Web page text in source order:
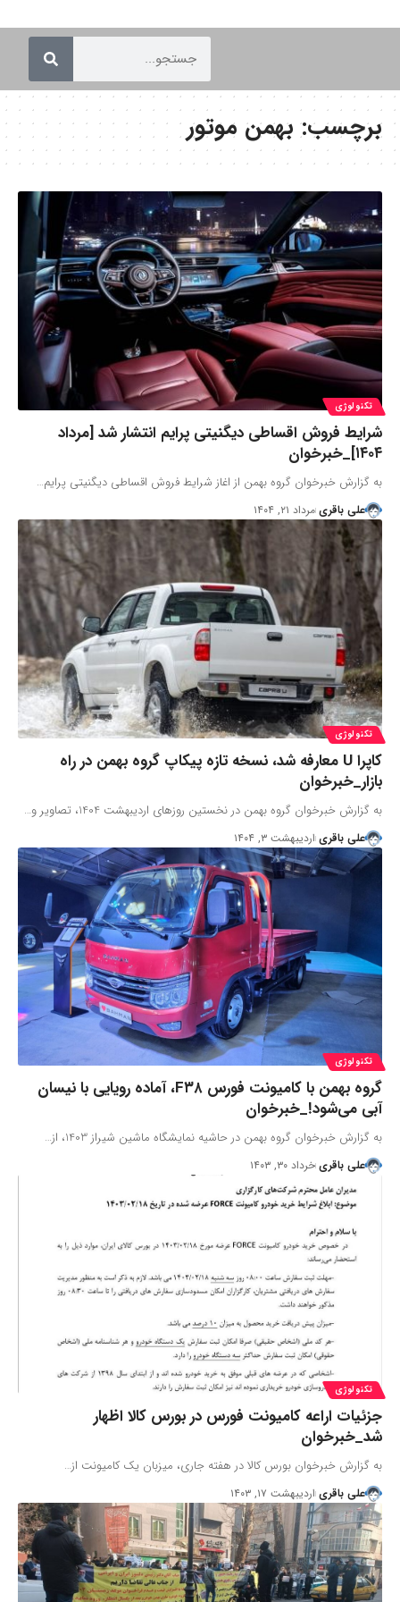
برچسب:بهمن موتور
تکنولوژی
شرایط فروش اقساطی دیگنیتی پرایم انتشار شد [مرداد
۱۴۰۴]_خبرخوان
به گزارش خبرخوان گروه بهمن از اغاز شرایط فروش اقساطی دیگنیتی پرایم…
علی باقری مرداد ۲۱, ۱۴۰۴
تکنولوژی
کاپرا U معارفه شد، نسخه تازه پیکاپ گروه بهمن در راه
بازار_خبرخوان
به گزارش خبرخوان گروه بهمن در نخستین روزهای اردیبهشت 1404، تصاویر و…
علی باقری اردیبهشت ۳, ۱۴۰۴
تکنولوژی
گروه بهمن با کامیونت فورس F۳۸، آماده رویایی با نیسان
آبی می‌شود!_خبرخوان
به گزارش خبرخوان گروه بهمن در حاشیه نمایشگاه ماشین شیراز 1403، از…
علی باقری خرداد ۳۰, ۱۴۰۳
تکنولوژی
جزئیات اراعه کامیونت فورس در بورس کالا اظهار
شد_خبرخوان
به گزارش خبرخوان بورس کالا در هفته جاری، میزبان یک کامیونت از…
علی باقری اردیبهشت ۱۷, ۱۴۰۳